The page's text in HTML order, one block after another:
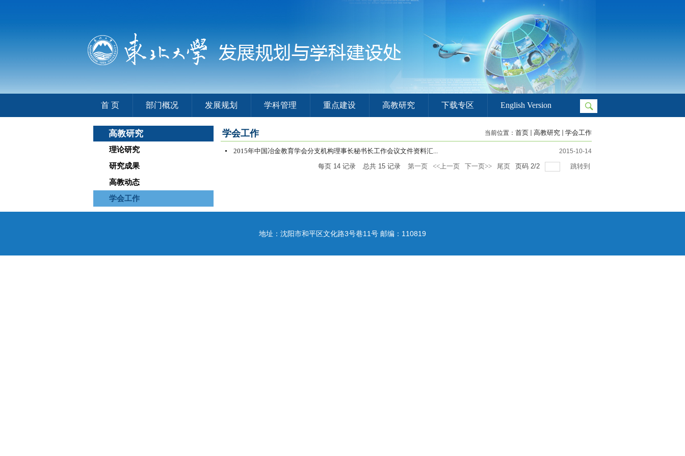
首 页 部门概况 发展规划 学科管理 重点建设 高教研究 下载专区 English Version
高教研究
理论研究
研究成果
高教动态
学会工作
学会工作 当前位置： 首页 高教研究 学会工作
2015年中国冶金教育学会分支机构理事长秘书长工作会议文件资料汇... 2015-10-14
每页 14 记录 总共 15 记录 第一页 <<上一页 下一页>> 尾页 页码 2/2 跳转到
地址：沈阳市和平区文化路3号巷11号 邮编：110819